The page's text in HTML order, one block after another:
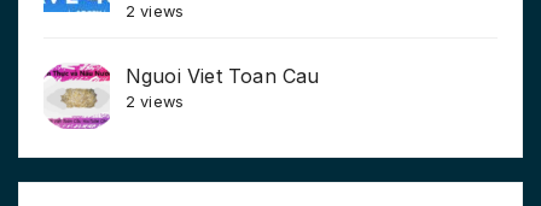
2 views
Nguoi Viet Toan Cau
2 views